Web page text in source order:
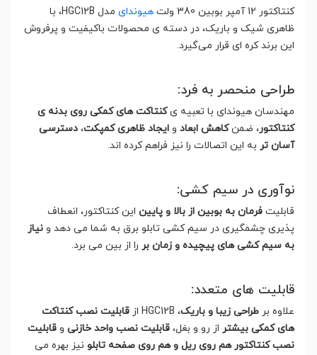
کنتاکتور 12 آمپر بوبین 380 ولت هیوندای
مدل HGC12B، با
ظاهری شیک و باریک، در دسته ی محصولات باکیفیت و پرفروش
این برند کره ای قرار می‌گیرد.
طراحی منحصر به فرد:
مهندسان هیوندای با تعبیه یکنتاکت های کمکی روی بدنه ی
کنتاکتور، ضمنکاهش ابعاد و ایجاد ظاهری کمپکت، دسترسی
آسان تر به این اتصالات را نیز فراهم کرده اند.
نوآوری در سیم کشی:
قابلیت فرمان به بوبین از بالا و پایین این کنتاکتور، انعطاف
پذیری چشمگیری در سیم کشی تابلو برق به شما می دهد و نیاز
به سیم کشی های پیچیده و زمان بر را از بین می برد.
قابلیت های متعدد:
علاوه بر طراحی زیبا و باریک، HGC12B از
قابلیت نصب کنتاکت
های کمکی بیشتر از رو و بغل، قابلیت نصب واحد خازنی و قابلیت
نصب کنتاکتور هم روی ریل و هم روی صفحه تابلو نیز بهره می